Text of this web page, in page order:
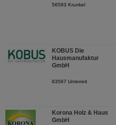
56593 Krunkel
KOBUS Die
Hausmanufaktur
GmbH
83567 Unterreit
Korona Holz & Haus
GmbH